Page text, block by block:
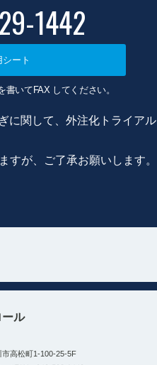
1442
シート
書いてFAX してください。
に関して、外注化トライアル
すが、ご了承お願いします。
ル
高松町1-100-25-5F